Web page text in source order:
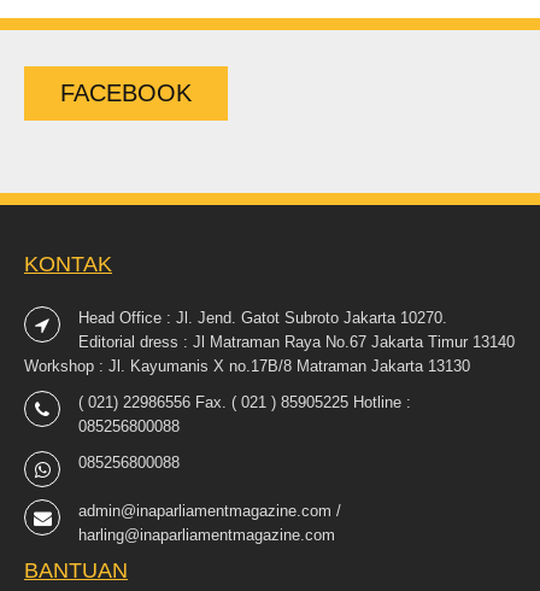
FACEBOOK
KONTAK
Head Office : Jl. Jend. Gatot Subroto Jakarta 10270.
Editorial dress : Jl Matraman Raya No.67 Jakarta Timur 13140
Workshop : Jl. Kayumanis X no.17B/8 Matraman Jakarta 13130
( 021) 22986556 Fax. ( 021 ) 85905225 Hotline :
085256800088
085256800088
admin@inaparliamentmagazine.com /
harling@inaparliamentmagazine.com
BANTUAN